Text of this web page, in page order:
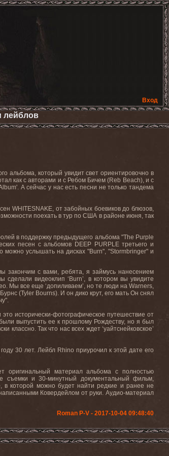
Вход
лейблов
альбома, который увидит свет ориентировочно в
как с авторами и с Ребом Бичем (Reb Beach), и с
'. А сейчас у нас есть песни не только тандема
WHITESNAKE, от забойных боевиков до блюзов,
поехать в тур по США в районе июня, так
в поддержку предыдущего альбома "The Purple
песен с альбомов DEEP PURPLE третьего и
можно услышать на дисках "Burn", "Stormbringer"и
закончим с вами, ребята, я займусь нанесением
сделали видеоклип ‘Burn’, в котором вы увидите
. Мы все еще ‘допиливаем’, но те люди наWarners,
(Tyler Bourns). И он дико крут, его мать Он снял
исторически-фотографическое путешествие от
выпустить ее к прошлому Рождеству, но я был
классно. Так что нас всех ждет ‘уайтснейковское’
30 лет. Лейбл Rhino приурочил к этой дате его
оригинальный материал альбома с полностью
съемки и 30-минутный документальный фильм,
в которой можно будет найти редкие и ранее не
Ковердейлом от руки. Аудио-материал
Roman P-V - 2017-10-04 09:48:40